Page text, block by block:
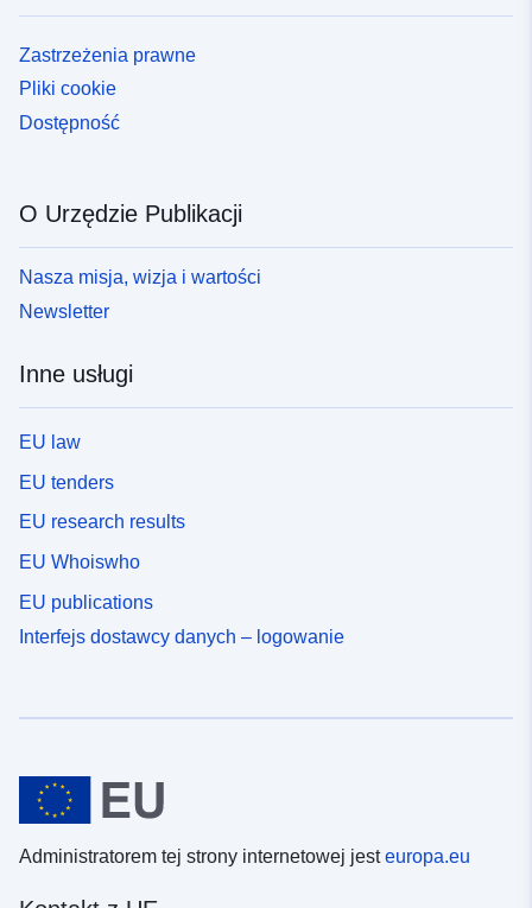
Zastrzeżenia prawne
Pliki cookie
Dostępność
O Urzędzie Publikacji
Nasza misja, wizja i wartości
Newsletter
Inne usługi
EU law
EU tenders
EU research results
EU Whoiswho
EU publications
Interfejs dostawcy danych – logowanie
Administratorem tej strony internetowej jesteuropa.eu